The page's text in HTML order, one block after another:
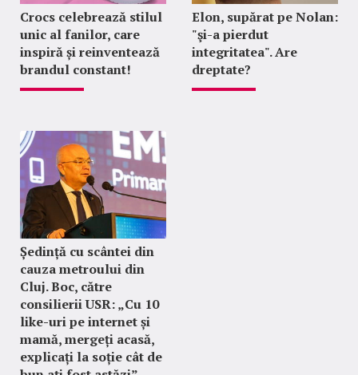
Crocs celebrează stilul
unic al fanilor, care
inspiră și reinventează
brandul constant!
Elon, supărat pe Nolan:
"şi-a pierdut
integritatea". Are
dreptate?
Ședință cu scântei din
cauza metroului din
Cluj. Boc, către
consilierii USR: „Cu 10
like-uri pe internet și
mamă, mergeți acasă,
explicați la soție cât de